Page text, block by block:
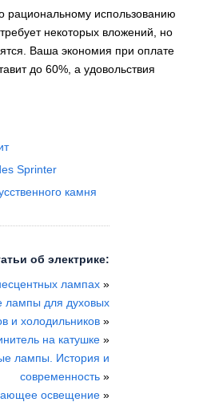
рациональному использованию
некоторых вложений, но
Ваша экономия при оплате
до 60%, а удовольствия
Sprinter
камня
об электрике:
лампах»
для духовых
и холодильников»
на катушке »
лампы. История и
современность»
освещение»